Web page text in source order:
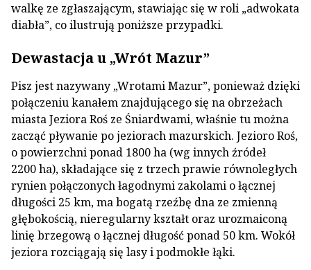
walkę ze zgłaszającym, stawiając się w roli „adwokata
diabła”, co ilustrują poniższe przypadki.
Dewastacja u „Wrót Mazur”
Pisz jest nazywany „Wrotami Mazur”, ponieważ dzięki
połączeniu kanałem znajdującego się na obrzeżach
miasta Jeziora Roś ze Śniardwami, właśnie tu można
zacząć pływanie po jeziorach mazurskich. Jezioro Roś,
o powierzchni ponad 1800 ha (wg innych źródeł
2200 ha), składające się z trzech prawie równoległych
rynien połączonych łagodnymi zakolami o łącznej
długości 25 km, ma bogatą rzeźbę dna ze zmienną
głębokością, nieregularny kształt oraz urozmaiconą
linię brzegową o łącznej długość ponad 50 km. Wokół
jeziora rozciągają się lasy i podmokłe łąki.